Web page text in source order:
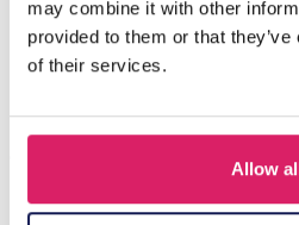
may combine it with other
provided to them or that
of their services.
Allow